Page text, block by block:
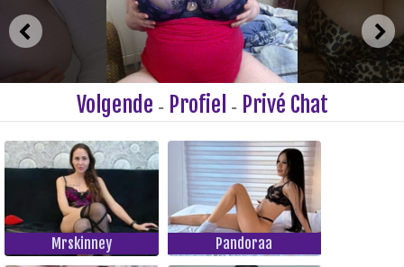
Volgende - Profiel - Privé Chat
Mrskinney Pandoraa